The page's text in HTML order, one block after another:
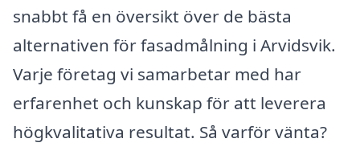
snabbt få en översikt över de bästa
alternativen för fasadmålning i Arvidsvik.
Varje företag vi samarbetar med har
erfarenhet och kunskap för att leverera
högkvalitativa resultat. Så varför vänta?